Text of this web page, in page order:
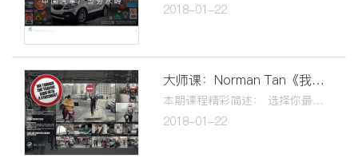
2018-01-22
大师课：Norman Tan《我从事广告的几个受用学习》
本期课程精彩简述： 选择你最喜欢做的事情，专心把它做得最好！ 和优秀的人一起工作！ 保持纯真！去繁从简！ 问好的问题！
2018-01-22